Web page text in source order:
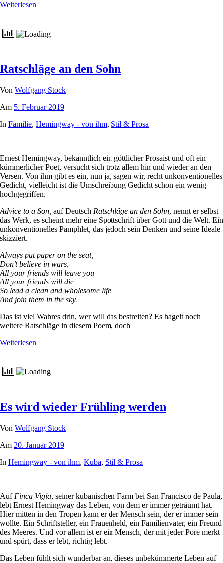
Weiterlesen
Ratschläge an den Sohn
Von Wolfgang Stock
Am 5. Februar 2019
In Familie, Hemingway - von ihm, Stil & Prosa
Ernest Hemingway, bekanntlich ein göttlicher Prosaist und oft ein
kümmerlicher Poet, versucht sich trotz allem hin und wieder an den
Versen. Von ihm gibt es ein, nun ja, sagen wir, recht unkonventionelles
Gedicht, vielleicht ist die Umschreibung Gedicht schon ein wenig
hochgegriffen.
Advice to a Son, auf Deutsch Ratschläge an den Sohn, nennt er selbst
das Werk, es scheint mehr eine Spottschrift über Gott und die Welt. Ein
unkonventionelles Pamphlet, das jedoch sein Denken und seine Ideale
skizziert.
Always put paper on the seat,
Don’t believe in wars,
All your friends will leave you
All your friends will die
So lead a clean and wholesome life
And join them in the sky.
Das ist viel Wahres drin, wer will das bestreiten? Es hagelt noch
weitere Ratschläge in diesem Poem, doch
Weiterlesen
Es wird wieder Frühling werden
Von Wolfgang Stock
Am 20. Januar 2019
In Hemingway - von ihm, Kuba, Stil & Prosa
Auf Finca Vigía, seiner kubanischen Farm bei San Francisco de Paula,
lebt Ernest Hemingway das Leben, von dem er immer geträumt hat.
Hier mitten in den Tropen kann er der Mensch sein, der er immer sein
wollte. Ein Schriftsteller, ein Frauenheld, ein Familienvater, ein Freund
des Meeres. Und vor allem ist er ein Mensch, der mit jeder Pore merkt
und spürt, dass er lebt, richtig lebt.
Das Leben fühlt sich wunderbar an, dieses unbekümmerte Leben auf